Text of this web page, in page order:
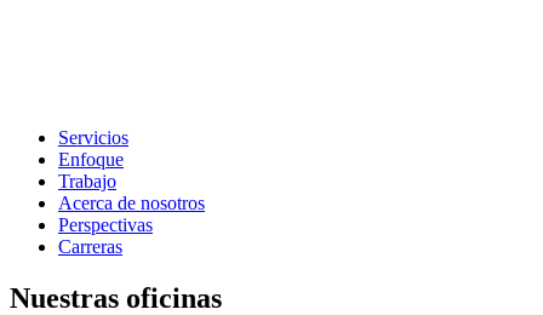
Servicios
Enfoque
Trabajo
Acerca de nosotros
Perspectivas
Carreras
Nuestras oficinas